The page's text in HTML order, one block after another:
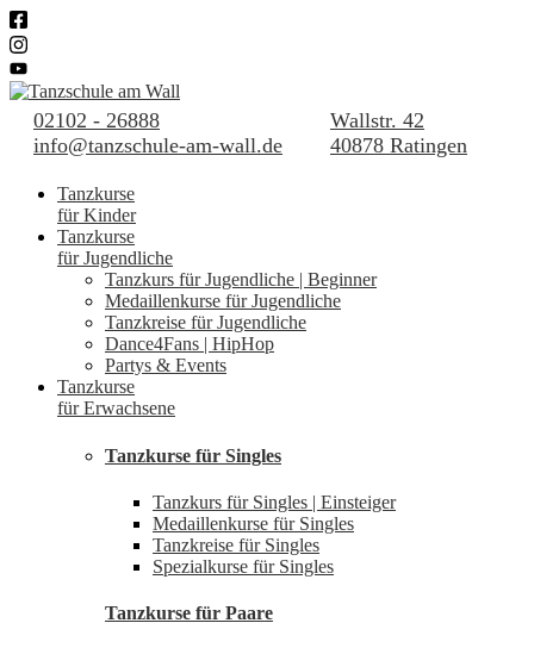
02102 - 26888
info@tanzschule-am-wall.de
Wallstr. 42
40878 Ratingen
Tanzkurse
für Kinder
Tanzkurse
für Jugendliche
Tanzkurs für Jugendliche | Beginner
Medaillenkurse für Jugendliche
Tanzkreise für Jugendliche
Dance4Fans | HipHop
Partys & Events
Tanzkurse
für Erwachsene
Tanzkurse für Singles
Tanzkurs für Singles | Einsteiger
Medaillenkurse für Singles
Tanzkreise für Singles
Spezialkurse für Singles
Tanzkurse für Paare